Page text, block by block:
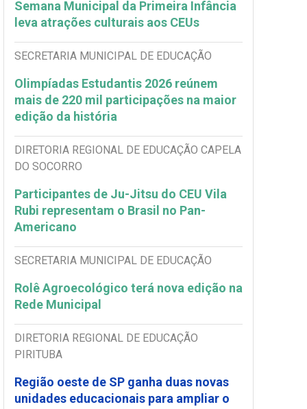
Semana Municipal da Primeira Infância
leva atrações culturais aos CEUs
SECRETARIA MUNICIPAL DE EDUCAÇÃO
Olimpíadas Estudantis 2026 reúnem
mais de 220 mil participações na maior
edição da história
DIRETORIA REGIONAL DE EDUCAÇÃO CAPELA
DO SOCORRO
Participantes de Ju-Jitsu do CEU Vila
Rubi representam o Brasil no Pan-
Americano
SECRETARIA MUNICIPAL DE EDUCAÇÃO
Rolê Agroecológico terá nova edição na
Rede Municipal
DIRETORIA REGIONAL DE EDUCAÇÃO
PIRITUBA
Região oeste de SP ganha duas novas
unidades educacionais para ampliar o